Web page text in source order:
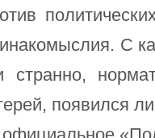
С
появился